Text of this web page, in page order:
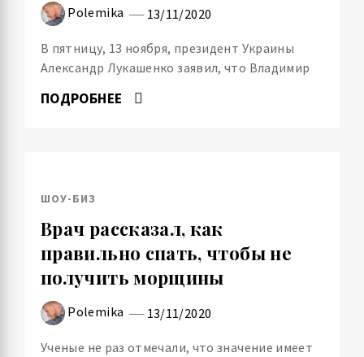
Polemika 13/11/2020
В пятницу, 13 ноября, президент Украины
Александр Лукашенко заявил, что Владимир
ПОДРОБНЕЕ
ШОУ-БИЗ
Врач рассказал, как
правильно спать, чтобы не
получить морщины
Polemika 13/11/2020
Ученые не раз отмечали, что значение имеет